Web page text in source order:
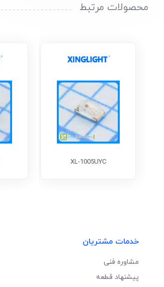
محصولات مرتبط
XL-1005UYC
خدمات مشتریان
مشاوره فنی
پیشنهاد قطعه